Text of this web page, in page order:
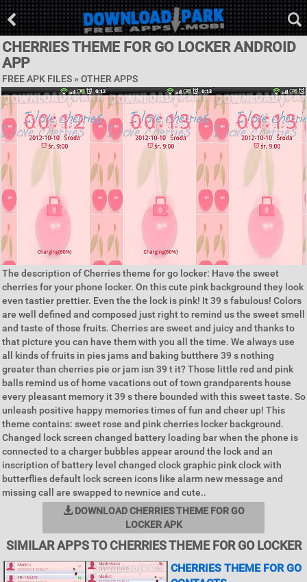
CHERRIES THEME FOR GO LOCKER ANDROID
APP
FREE APK FILES » OTHER APPS
The description of Cherries theme for go locker: Have the sweet
cherries for your phone locker. On this cute pink background they look
even tastier prettier. Even the the lock is pink! It 39 s fabulous! Colors
are well defined and composed just right to remind us the sweet smell
and taste of those fruits. Cherries are sweet and juicy and thanks to
that picture you can have them with you all the time. We always use
all kinds of fruits in pies jams and baking butthere 39 s nothing
greater than cherries pie or jam isn 39 t it? Those little red and pink
balls remind us of home vacations out of town grandparents house
every pleasant memory it 39 s there bounded with this sweet taste. So
unleash positive happy memories times of fun and cheer up! This
theme contains: sweet rose and pink cherries locker background.
Changed lock screen changed battery loading bar when the phone is
connected to a charger bubbles appear around the lock and an
inscription of battery level changed clock graphic pink clock with
butterflies default lock screen icons like alarm new message and
missing call are swapped to newnice and cute..
DOWNLOAD CHERRIES THEME FOR GO
LOCKER APK
SIMILAR APPS TO CHERRIES THEME FOR GO LOCKER
CHERRIES THEME FOR GO